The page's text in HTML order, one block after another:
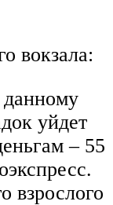
вокзала:
уйдет
– 55
взрослого